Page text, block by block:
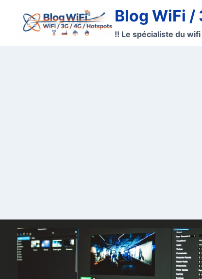
contenu
Blog WiFi /
!! Le spécialiste du